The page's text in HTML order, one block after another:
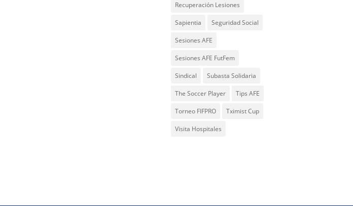
Recuperación Lesiones
Sapientia Seguridad Social
Sesiones AFE
Sesiones AFE FutFem
Sindical Subasta Solidaria
The Soccer Player Tips AFE
Torneo FIFPRO Tximist Cup
Visita Hospitales